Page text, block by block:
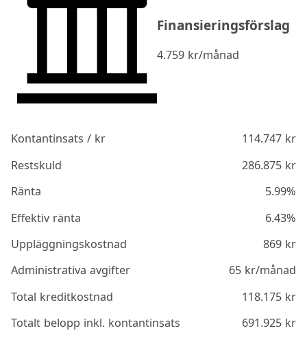
Finansieringsförslag
4.759 kr/månad
Kontantinsats / kr 114.747kr
Restskuld
286.875kr
Ränta
5.99%
Effektiv ränta
6.43%
Uppläggningskostnad
869kr
Administrativa avgifter
65kr/månad
Total kreditkostnad
118.175kr
Totalt belopp inkl. kontantinsats
691.925kr